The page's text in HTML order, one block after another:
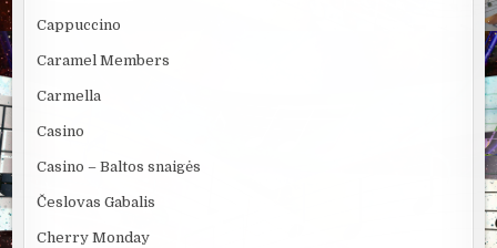
Cappuccino
Caramel Members
Carmella
Casino
Casino – Baltos snaigės
Česlovas Gabalis
Cherry Monday